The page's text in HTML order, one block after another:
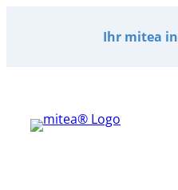
Ihr mitea in